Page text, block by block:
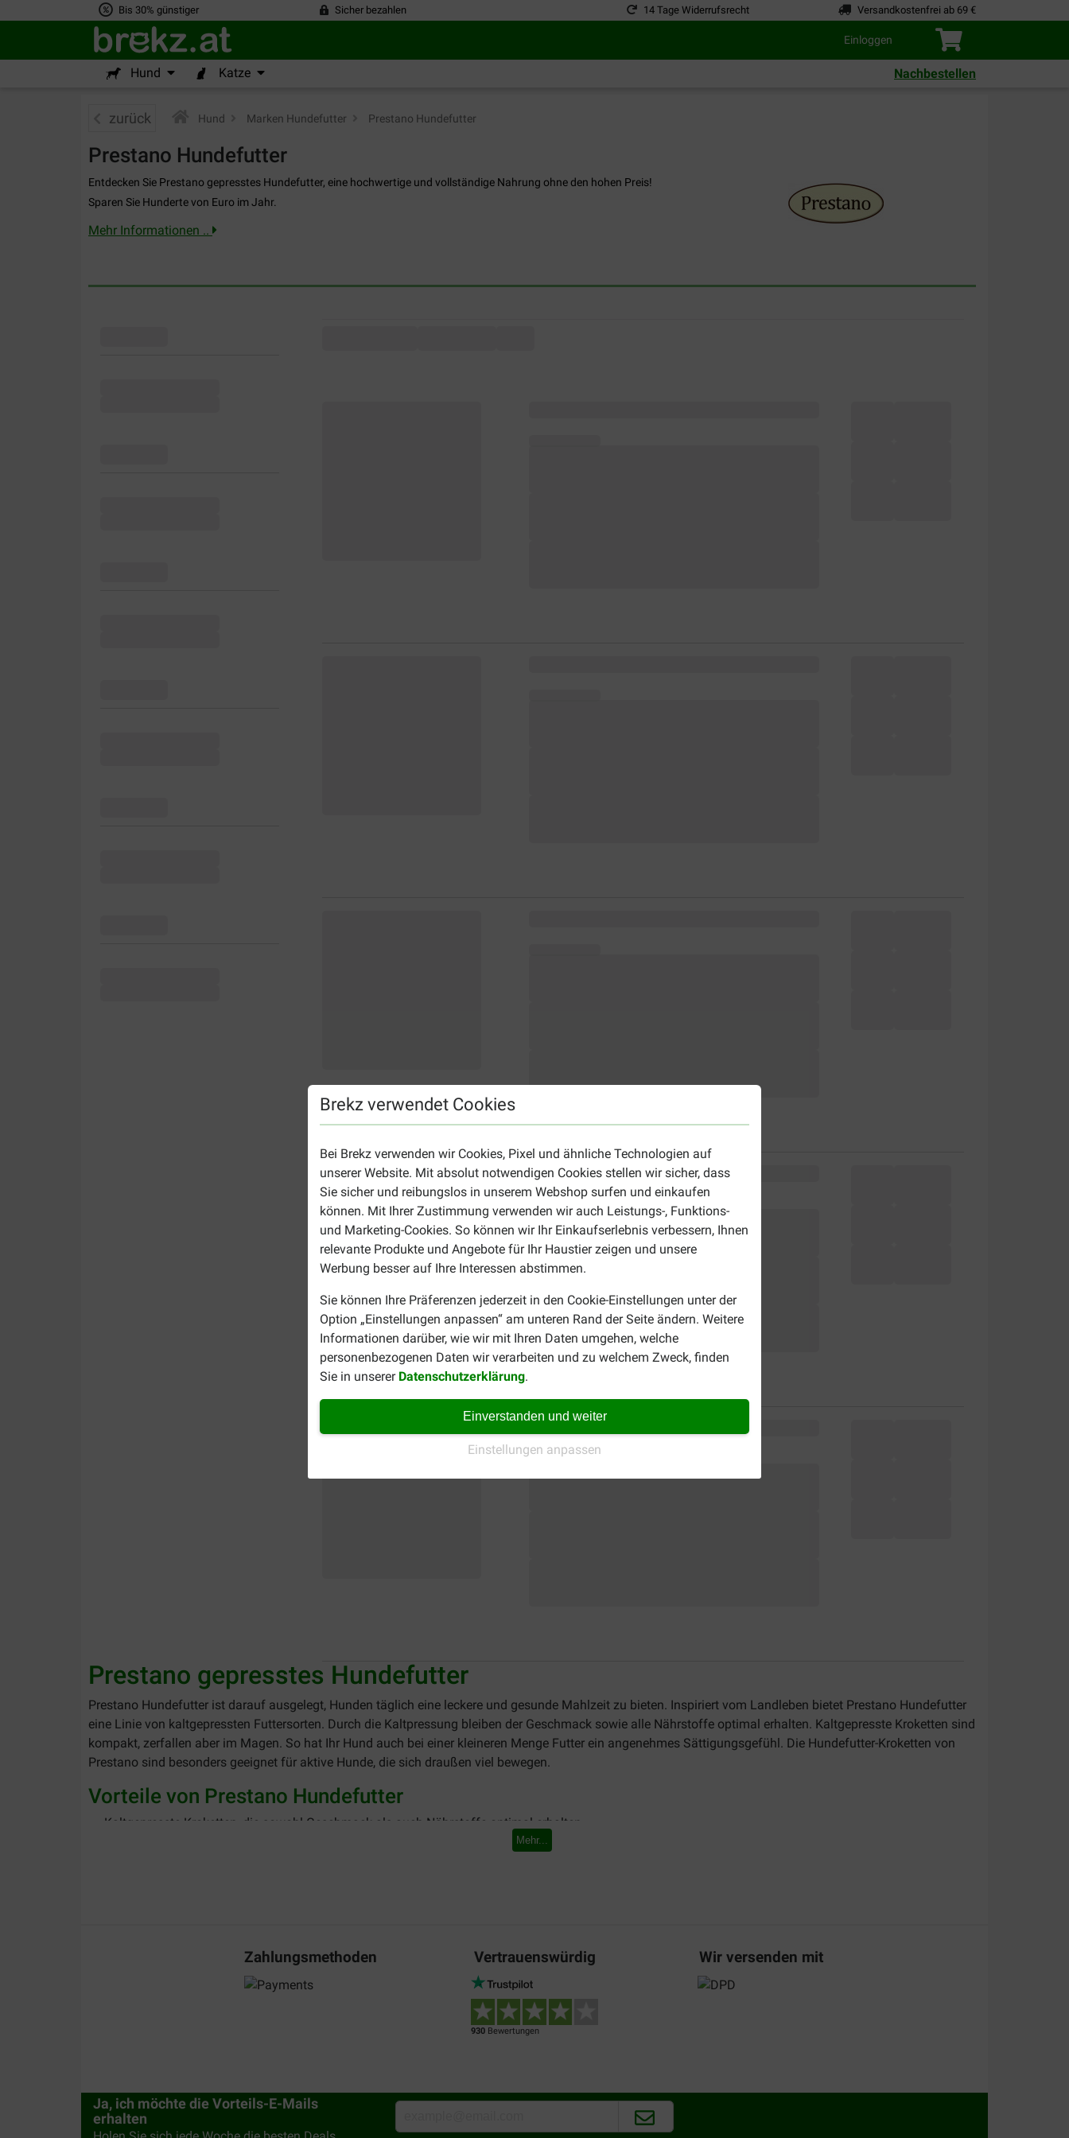
Bis 30% günstiger Sicher bezahlen 14 Tage Widerrufsrecht Versandkostenfrei ab 69 €
Einloggen
Hund Katze Nachbestellen
Brekz verwendet Cookies
Bei Brekz verwenden wir Cookies, Pixel und ähnliche Technologien auf
unserer Website. Mit absolut notwendigen Cookies stellen wir sicher, dass
Sie sicher und reibungslos in unserem Webshop surfen und einkaufen
können. Mit Ihrer Zustimmung verwenden wir auch Leistungs-, Funktions-
und Marketing-Cookies. So können wir Ihr Einkaufserlebnis verbessern, Ihnen
relevante Produkte und Angebote für Ihr Haustier zeigen und unsere
Werbung besser auf Ihre Interessen abstimmen.
Sie können Ihre Präferenzen jederzeit in den Cookie-Einstellungen unter der
Option „Einstellungen anpassen“ am unteren Rand der Seite ändern. Weitere
Informationen darüber, wie wir mit Ihren Daten umgehen, welche
personenbezogenen Daten wir verarbeiten und zu welchem Zweck, finden
Sie in unserer Datenschutzerklärung.
Einverstanden und weiter
Einstellungen anpassen
zurück Hund Marken Hundefutter Prestano Hundefutter
Prestano Hundefutter
Entdecken Sie Prestano gepresstes Hundefutter, eine hochwertige und vollständige Nahrung ohne den hohen Preis!
Sparen Sie Hunderte von Euro im Jahr.
Mehr Informationen ..
Prestano gepresstes Hundefutter
Prestano Hundefutter ist darauf ausgelegt, Hunden täglich eine leckere und gesunde Mahlzeit zu bieten. Inspiriert vom Landleben bietet Prestano Hundefutter
eine Linie von kaltgepressten Futtersorten. Durch die Kaltpressung bleiben der Geschmack sowie alle Nährstoffe optimal erhalten. Kaltgepresste Kroketten sind
kompakt, zerfallen aber im Magen. So hat Ihr Hund auch bei einer kleineren Menge Futter ein angenehmes Sättigungsgefühl. Die Hundefutter-Kroketten von
Prestano sind besonders geeignet für aktive Hunde, die sich draußen viel bewegen.
Vorteile von Prestano Hundefutter
Kaltgepresste Kroketten, die sowohl Geschmack als auch Nährstoffe optimal erhalten
Schmackhafte Kroketten für aktive Hunde, die das Leben im Freien lieben
Prestano gepresstes Hundefutter Sortiment
Um Ihnen die Auswahl zu erleichtern, finden Sie hier eine kurze Beschreibung unseres Sortiments an Prestano Hundefutter:
Welpen haben spezielle Ernährungsbedürfnisse. Dafür hat Prestano dasPuppy Junior Hundefutterentwickelt. Dieses Futter ist auf den erhöhten Energie-
und Eiweißbedarf Ihres Welpen abgestimmt.
Mehr...
Zahlungsmethoden Vertrauenswürdig
930 Bewertungen
Wir versenden mit
Ja, ich möchte die Vorteils-E-Mails
erhalten